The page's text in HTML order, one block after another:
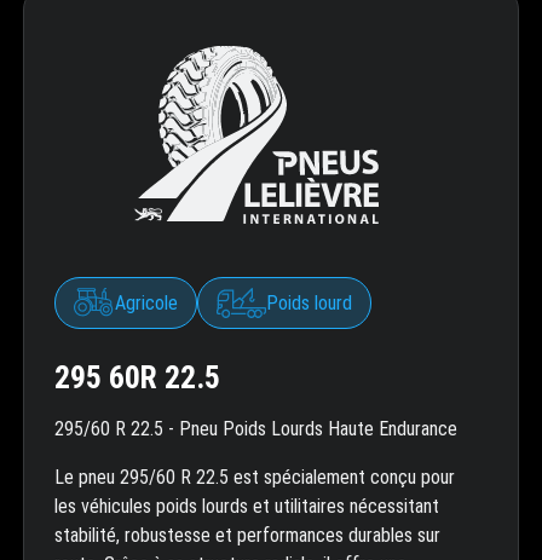
Agricole Poids lourd
295 60R 22.5
295/60 R 22.5 - Pneu Poids Lourds Haute Endurance
Le pneu 295/60 R 22.5 est spécialement conçu pour
les véhicules poids lourds et utilitaires nécessitant
stabilité, robustesse et performances durables sur